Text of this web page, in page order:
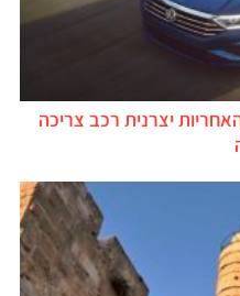
יצרנית רכב צריכה